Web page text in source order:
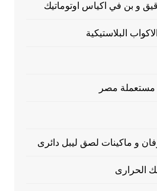
و بن في اكياس اوتوماتيك
البلاستيكية
مستعملة مصر
و ماكينات لصق ليبل دائرى
الحرارى